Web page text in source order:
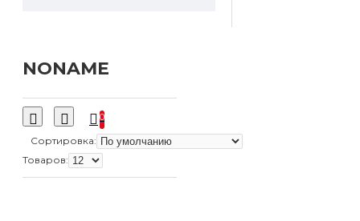
NONAME
0
Сортировка:
Товаров: